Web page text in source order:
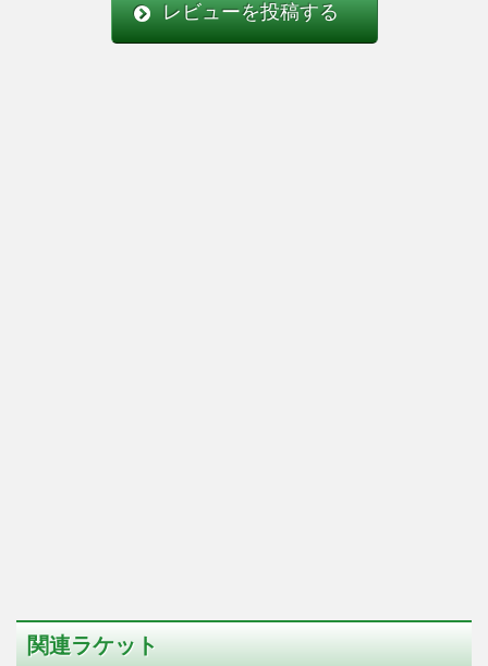
レビューを投稿する
関連ラケット